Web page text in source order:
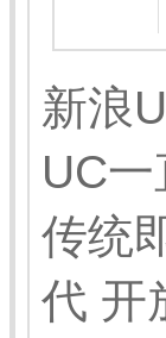
新浪
UC
传统
代 开